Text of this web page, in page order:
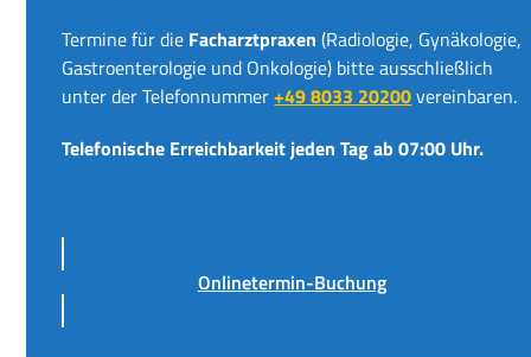
Termine für die Facharztpraxen (Radiologie, Gynäkologie,
Gastroenterologie und Onkologie) bitte ausschließlich
unter der Telefonnummer+49 8033 20200vereinbaren.
Telefonische Erreichbarkeit jeden Tag ab 07:00 Uhr.
Onlinetermin-Buchung